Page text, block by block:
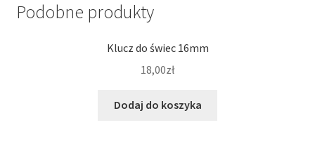
Podobne produkty
Klucz do świec 16mm
18,00zł
Dodaj do koszyka